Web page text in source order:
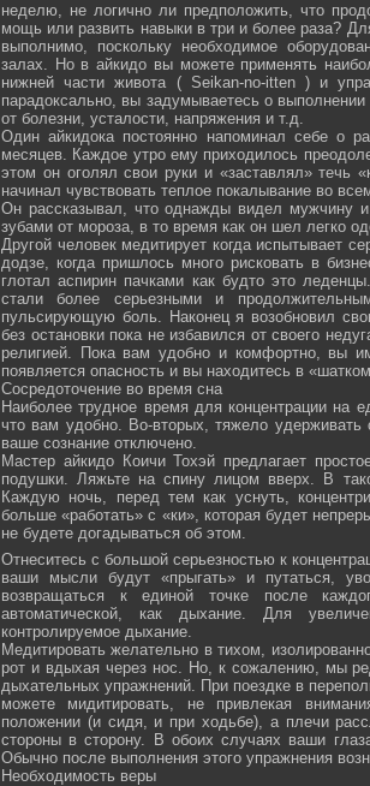
неделю, не логично ли предположить, что
мощь или развить навыки в три и более раза?
выполнимо, поскольку необходимое
залах. Но в айкидо вы можете применять
нижней части живота ( Seikan-­no-­itten ) и
парадоксально, вы задумываетесь о
от болезни, усталости, напряжения и т.д.
Один айкидока постоянно напоминал себе о
месяцев. Каждое утро ему приходилось
этом он оголял свои руки и «заставлял» течь
начинал чувствовать теплое покалывание во
Он рассказывал, что однажды видел мужчину
зубами от мороза, в то время как он шел легко
Другой человек медитирует когда испытывает
додзе, когда пришлось много рисковать в
глотал аспирин пачками как будто это
стали более серьезными и
пульсирующую боль. Наконец я возобновил
без остановки пока не избавился от своего
религией. Пока вам удобно и комфортно, вы
появляется опасность и вы находитесь в
Сосредоточение во время сна
Наиболее трудное время для концентрации на
что вам удобно. Во-вторых, тяжело удерживать
ваше сознание отключено.
Мастер айкидо Коичи Тохэй предлагает
подушки. Ляжьте на спину лицом вверх. В
Каждую ночь, перед тем как уснуть,
больше «работать» с «ки», которая будет
не будете догадываться об этом.
Отнеситесь с большой серьезностью к
ваши мысли будут «прыгать» и путаться,
возвращаться к единой точке после
автоматической, как дыхание. Для
контролируемое дыхание.
Медитировать желательно в тихом,
рот и вдыхая через нос. Но, к сожалению, мы
дыхательных упражнений. При поездке в
можете мидитировать, не привлекая
положении (и сидя, и при ходьбе), а плечи
стороны в сторону. В обоих случаях ваши
Обычно после выполнения этого упражнения
Необходимость веры